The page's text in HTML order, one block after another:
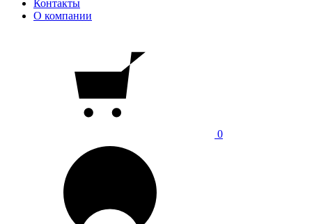
Контакты
О компании
0